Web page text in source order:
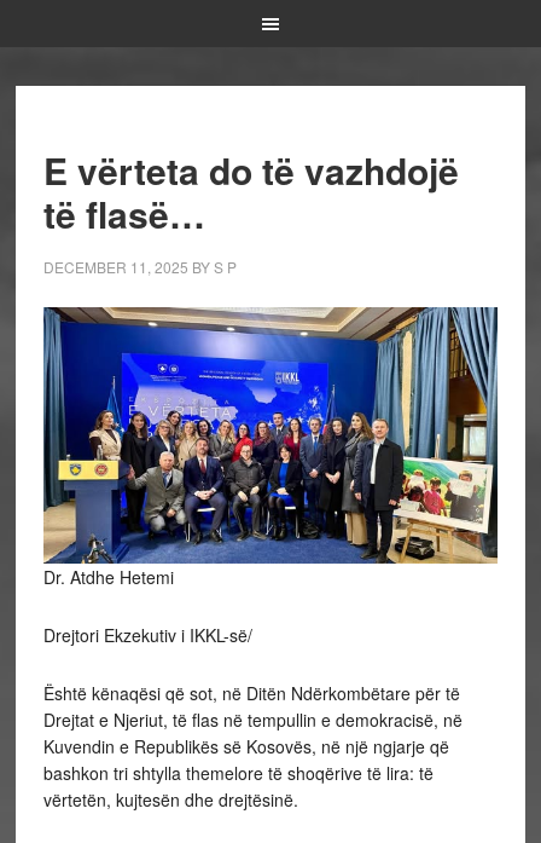
E vërteta do të vazhdojë
të flasë…
DECEMBER 11, 2025 BYS P
Dr. Atdhe Hetemi
Drejtori Ekzekutiv i IKKL-së/
Është kënaqësi që sot, në Ditën Ndërkombëtare për të
Drejtat e Njeriut, të flas në tempullin e demokracisë, në
Kuvendin e Republikës së Kosovës, në një ngjarje që
bashkon tri shtylla themelore të shoqërive të lira: të
vërtetën, kujtesën dhe drejtësinë.